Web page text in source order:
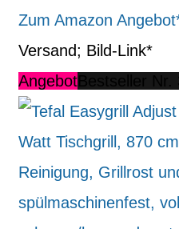
Zum Amazon
Versand; Bild-Link*
Angebot